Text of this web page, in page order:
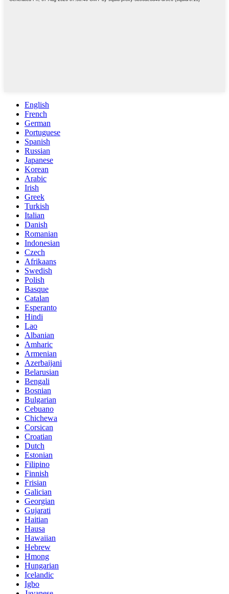
English
French
German
Portuguese
Spanish
Russian
Japanese
Korean
Arabic
Irish
Greek
Turkish
Italian
Danish
Romanian
Indonesian
Czech
Afrikaans
Swedish
Polish
Basque
Catalan
Esperanto
Hindi
Lao
Albanian
Amharic
Armenian
Azerbaijani
Belarusian
Bengali
Bosnian
Bulgarian
Cebuano
Chichewa
Corsican
Croatian
Dutch
Estonian
Filipino
Finnish
Frisian
Galician
Georgian
Gujarati
Haitian
Hausa
Hawaiian
Hebrew
Hmong
Hungarian
Icelandic
Igbo